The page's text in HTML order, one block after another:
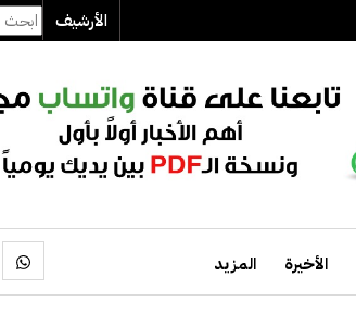
الأرشيف
الأخيرة المزيد